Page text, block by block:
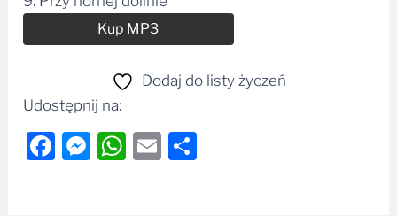
dźwiękowych
Kup MP3
Dodaj do listy życzeń
Udostępnij na:
Facebook
Messenger
WhatsApp
Email